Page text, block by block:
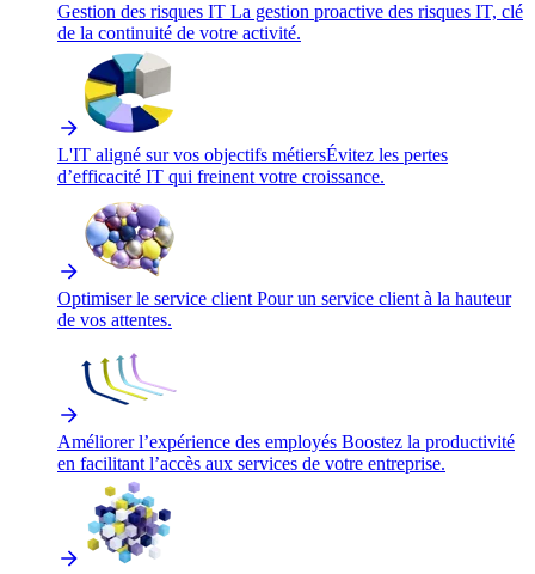
Gestion des risques IT La gestion proactive des risques IT, clé
de la continuité de votre activité.
L'IT aligné sur vos objectifs métiersÉvitez les pertes
d’efficacité IT qui freinent votre croissance.
Optimiser le service client Pour un service client à la hauteur
de vos attentes.
Améliorer l’expérience des employés Boostez la productivité
en facilitant l’accès aux services de votre entreprise.